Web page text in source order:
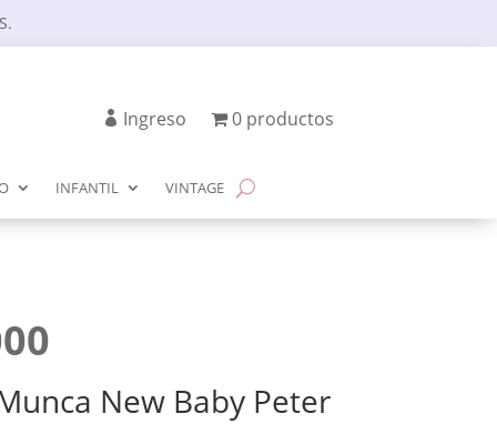
Ingreso 0 productos
INFANTIL VINTAGE
El
actual
es: New Baby Peter